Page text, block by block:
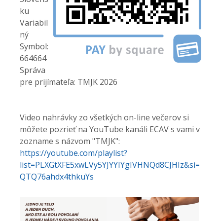
ku
Variabil
ný
Symbol:
664664
Správa
pre prijímateľa: TMJK 2026
Video nahrávky zo všetkých on-line večerov si
môžete pozrieť na YouTube kanáli ECAV s vami v
zozname s názvom "TMJK":
https://youtube.com/playlist?
list=PLXGtXFE5xwLVy5YJYYIYgIVHNQd8CJHIz&si=
QTQ76ahdx4thkuYs